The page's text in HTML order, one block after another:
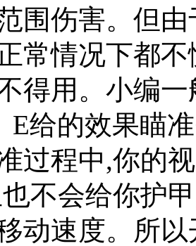
围伤害。但
常情况下都
得用。小编
E给的效果瞄
过程中,你的
不会给你护
动速度。所